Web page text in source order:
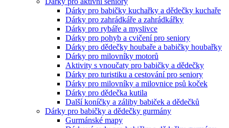
Dárky pro babičky kuchařky a dědečky kuchaře
Dárky pro zahrádkáře a zahrádkářky
Dárky pro rybáře a myslivce
Dárky pro pohyb a cvičení pro seniory
Dárky pro dědečky houbaře a babičky houbařky
Dárky pro milovníky motorů
Aktivity s vnoučaty pro babičky a dědečky
Dárky pro turistiku a cestování pro seniory
Dárky pro milovníky a milovnice psů koček
Dárky pro dědečka kutila
Další koníčky a záliby babiček a dědečků
Dárky pro babičky a dědečky gurmány
Gurmánské mapy